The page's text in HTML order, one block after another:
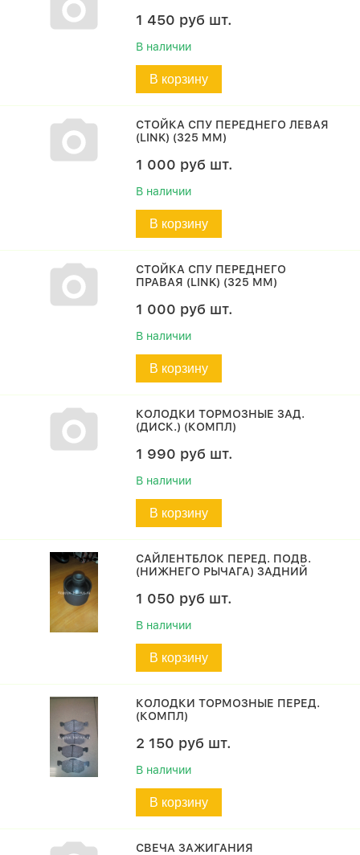
1 450 руб шт.
В наличии
В корзину
СТОЙКА СПУ ПЕРЕДНЕГО ЛЕВАЯ
(LINK) (325 ММ)
1 000 руб шт.
В наличии
В корзину
СТОЙКА СПУ ПЕРЕДНЕГО
ПРАВАЯ (LINK) (325 ММ)
1 000 руб шт.
В наличии
В корзину
КОЛОДКИ ТОРМОЗНЫЕ ЗАД.
(ДИСК.) (КОМПЛ)
1 990 руб шт.
В наличии
В корзину
САЙЛЕНТБЛОК ПЕРЕД. ПОДВ.
(НИЖНЕГО РЫЧАГА) ЗАДНИЙ
1 050 руб шт.
В наличии
В корзину
КОЛОДКИ ТОРМОЗНЫЕ ПЕРЕД.
(КОМПЛ)
2 150 руб шт.
В наличии
В корзину
СВЕЧА ЗАЖИГАНИЯ